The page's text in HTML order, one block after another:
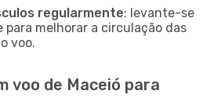
regularmente: levante-se
para melhorar a circulação das
voo.
voo de Maceió para